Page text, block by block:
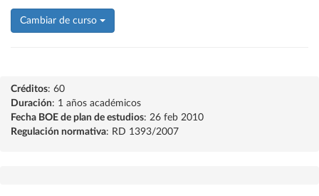
Cambiar de curso
Créditos: 60
Duración: 1 años académicos
Fecha BOE de plan de estudios: 26 feb 2010
Regulación normativa: RD 1393/2007